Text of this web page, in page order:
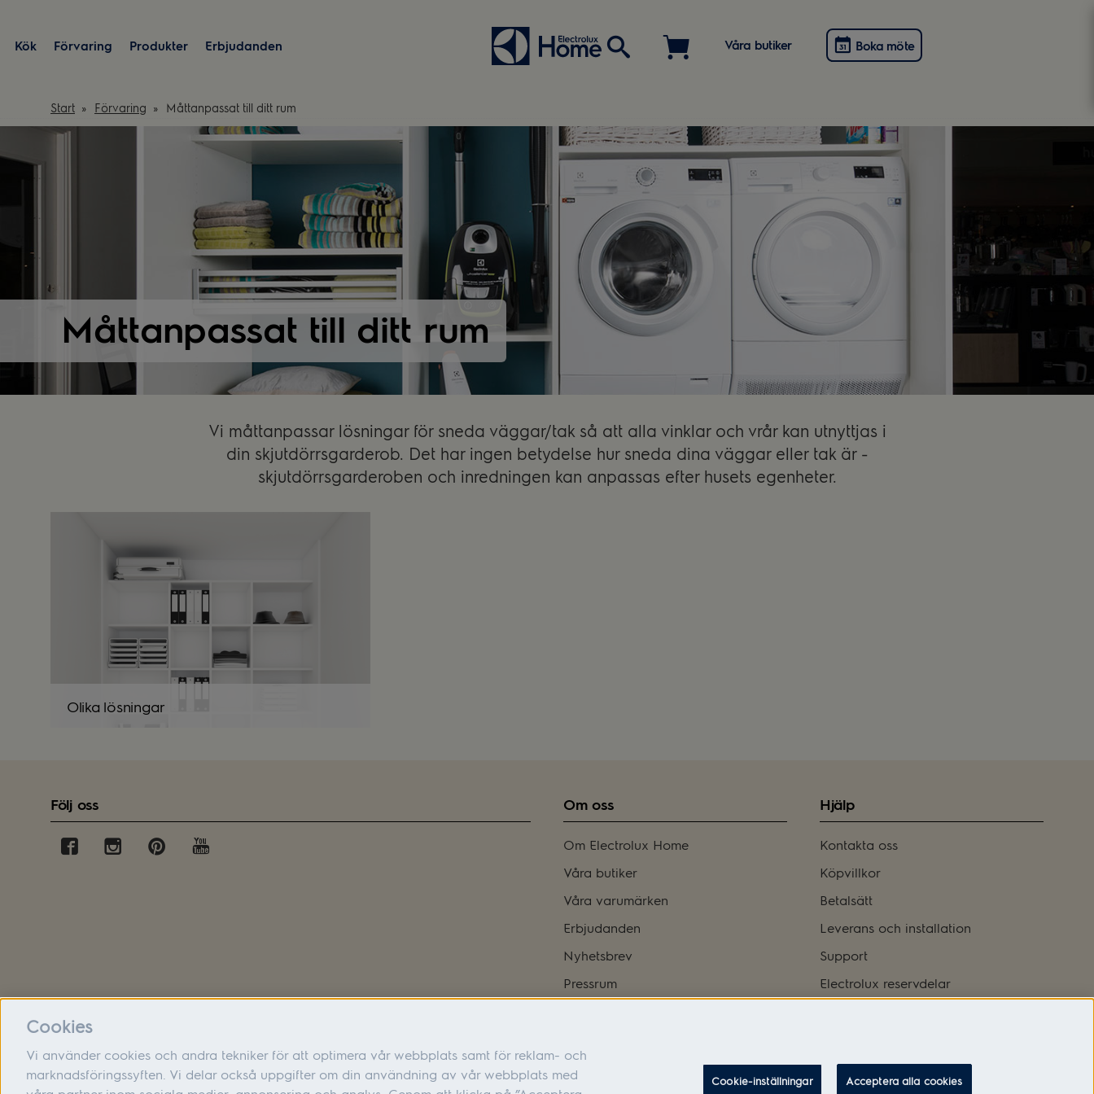
Kök Förvaring Produkter Erbjudanden Våra butiker Boka möte
Start Förvaring Måttanpassat till ditt rum
Måttanpassat till ditt rum
Vi måttanpassar lösningar för sneda väggar/tak så att alla vinklar och vrår kan utnyttjas i
din skjutdörrsgarderob. Det har ingen betydelse hur sneda dina väggar eller tak är -
skjutdörrsgarderoben och inredningen kan anpassas efter husets egenheter.
Olika lösningar
Följ oss Om oss
Om Electrolux Home
Våra butiker
Våra varumärken
Erbjudanden
Nyhetsbrev
Pressrum
Tillgänglighetsredogörelse
Hjälp
Kontakta oss
Köpvillkor
Betalsätt
Leverans och installation
Support
Electrolux reservdelar
Cookies
Vi använder cookies och andra tekniker för att optimera vår webbplats samt för reklam- och
marknadsföringssyften. Vi delar också uppgifter om din användning av vår webbplats med
Cookie-inställningar Acceptera alla cookies